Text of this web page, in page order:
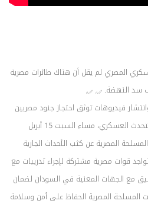
المصري لم يقل أن هناك طائرات مصرية
سد النهضة.
فيديوهات توثق احتجاز جنود مصريين
لدى "قوات الدعم السريع"، أصدر المتحدث العسكري، مساء السبت 15 أبريل
المسلحة المصرية عن كثب الأحداث الجارية
قوات مصرية مشتركة لإجراء تدريبات مع
مع الجهات المعنية في السودان لضمان
المسلحة المصرية الحفاظ على أمن وسلامة